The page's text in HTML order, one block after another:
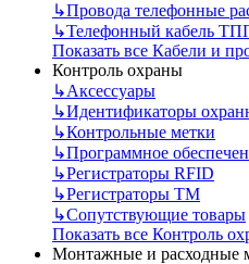
↳Провода телефонные
↳Телефонный кабель
Показать все Кабели и
Контроль охраны
↳Аксессуары
↳Идентификаторы
↳Контрольные метки
↳Программное
↳Регистраторы RFID
↳Регистраторы ТМ
↳Сопутствующие товары
Показать все Контроль
Монтажные и расходные